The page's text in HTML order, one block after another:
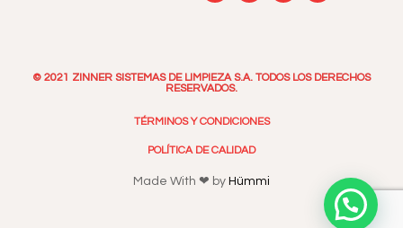
© 2021 ZINNER SISTEMAS DE LIMPIEZA S.A. TODOS LOS DERECHOS
RESERVADOS.
TÉRMINOS Y CONDICIONES
POLÍTICA DE CALIDAD
Made With ❤ by Hümmi